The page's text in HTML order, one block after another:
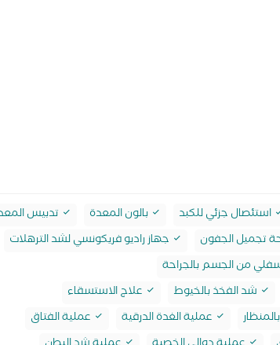
استئصال جزئي للكبد بالون المعدة
تدبيس
تجميل الجفون
جهاز راديو فريكونسي لشد الترهلات
من الجسم بالجراحة
شد الفخذ بالخيوط
علاج الاستسقاء
عملية الغدة الدرقية
عملية الفتاق